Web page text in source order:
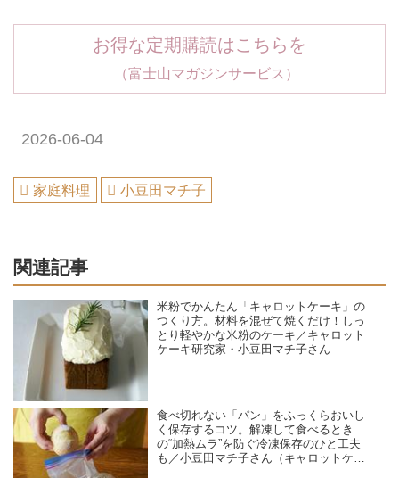
お得な定期購読はこちらを
（富士山マガジンサービス）
2026-06-04
家庭料理 小豆田マチ子
関連記事
米粉でかんたん「キャロットケーキ」の
つくり方。材料を混ぜて焼くだけ！しっ
とり軽やかな米粉のケーキ／キャロット
ケーキ研究家・小豆田マチ子さん
食べ切れない「パン」をふっくらおいし
く保存するコツ。解凍して食べるとき
の“加熱ムラ”を防ぐ冷凍保存のひと工夫
も／小豆田マチ子さん（キャロットケー